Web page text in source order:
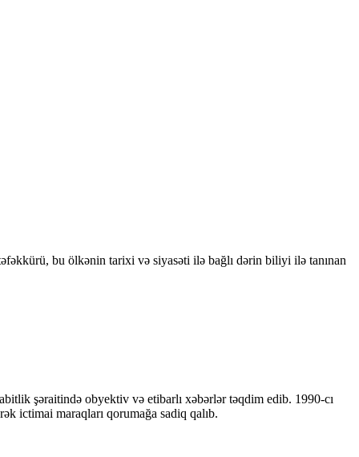
bu ölkənin tarixi və siyasəti ilə bağlı dərin biliyi ilə tanınan
şəraitində obyektiv və etibarlı xəbərlər təqdim edib. 1990-cı
ictimai maraqları qorumağa sadiq qalıb.